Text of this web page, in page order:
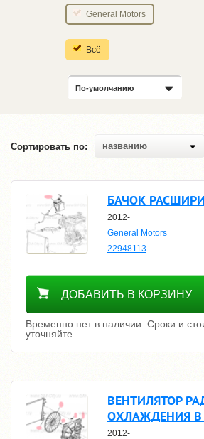
General Motors
Всё
По-умолчанию
Сортировать по: названию
БАЧОК
2012-
General Motors
22948113
Уточнить цену
ДОБАВИТЬ В КОРЗИНУ
Временно нет в наличии. Сроки и
уточняйте.
ВЕНТИЛЯТОР
ОХЛАЖДЕНИЯ В
2012-